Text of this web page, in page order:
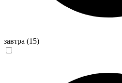
завтра (15)